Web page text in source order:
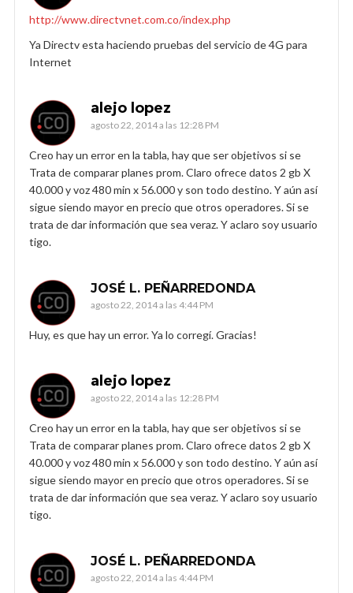
http://www.directvnet.com.co/index.php
Ya Directv esta haciendo pruebas del servicio de 4G para
Internet
alejo lopez
agosto 22, 2014 a las 12:28 PM
Creo hay un error en la tabla, hay que ser objetivos si se
Trata de comparar planes prom. Claro ofrece datos 2 gb X
40.000 y voz 480 min x 56.000 y son todo destino. Y aún así
sigue siendo mayor en precio que otros operadores. Si se
trata de dar información que sea veraz. Y aclaro soy usuario
tigo.
JOSÉ L. PEÑARREDONDA
agosto 22, 2014 a las 4:44 PM
Huy, es que hay un error. Ya lo corregí. Gracias!
alejo lopez
agosto 22, 2014 a las 12:28 PM
Creo hay un error en la tabla, hay que ser objetivos si se
Trata de comparar planes prom. Claro ofrece datos 2 gb X
40.000 y voz 480 min x 56.000 y son todo destino. Y aún así
sigue siendo mayor en precio que otros operadores. Si se
trata de dar información que sea veraz. Y aclaro soy usuario
tigo.
JOSÉ L. PEÑARREDONDA
agosto 22, 2014 a las 4:44 PM